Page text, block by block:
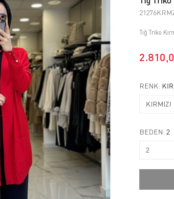
Tığ Triko
RENK:
BEDEN: 2